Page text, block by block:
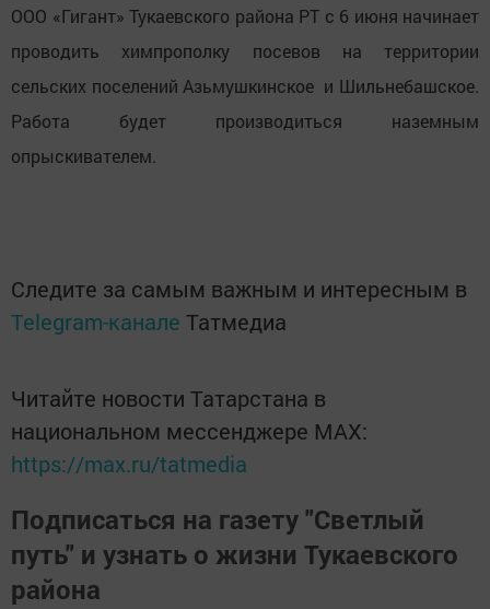
ООО «Гигант» Тукаевского района РТ с 6 июня начинает
проводить химпрополку посевов на территории
сельских поселений Азьмушкинское и Шильнебашское.
Работа будет производиться наземным
опрыскивателем.
Следите за самым важным и интересным в
Telegram-канале Татмедиа
Читайте новости Татарстана в
национальном мессенджере MАХ:
https://max.ru/tatmedia
Подписаться на газету "Светлый
путь" и узнать о жизни Тукаевского
района